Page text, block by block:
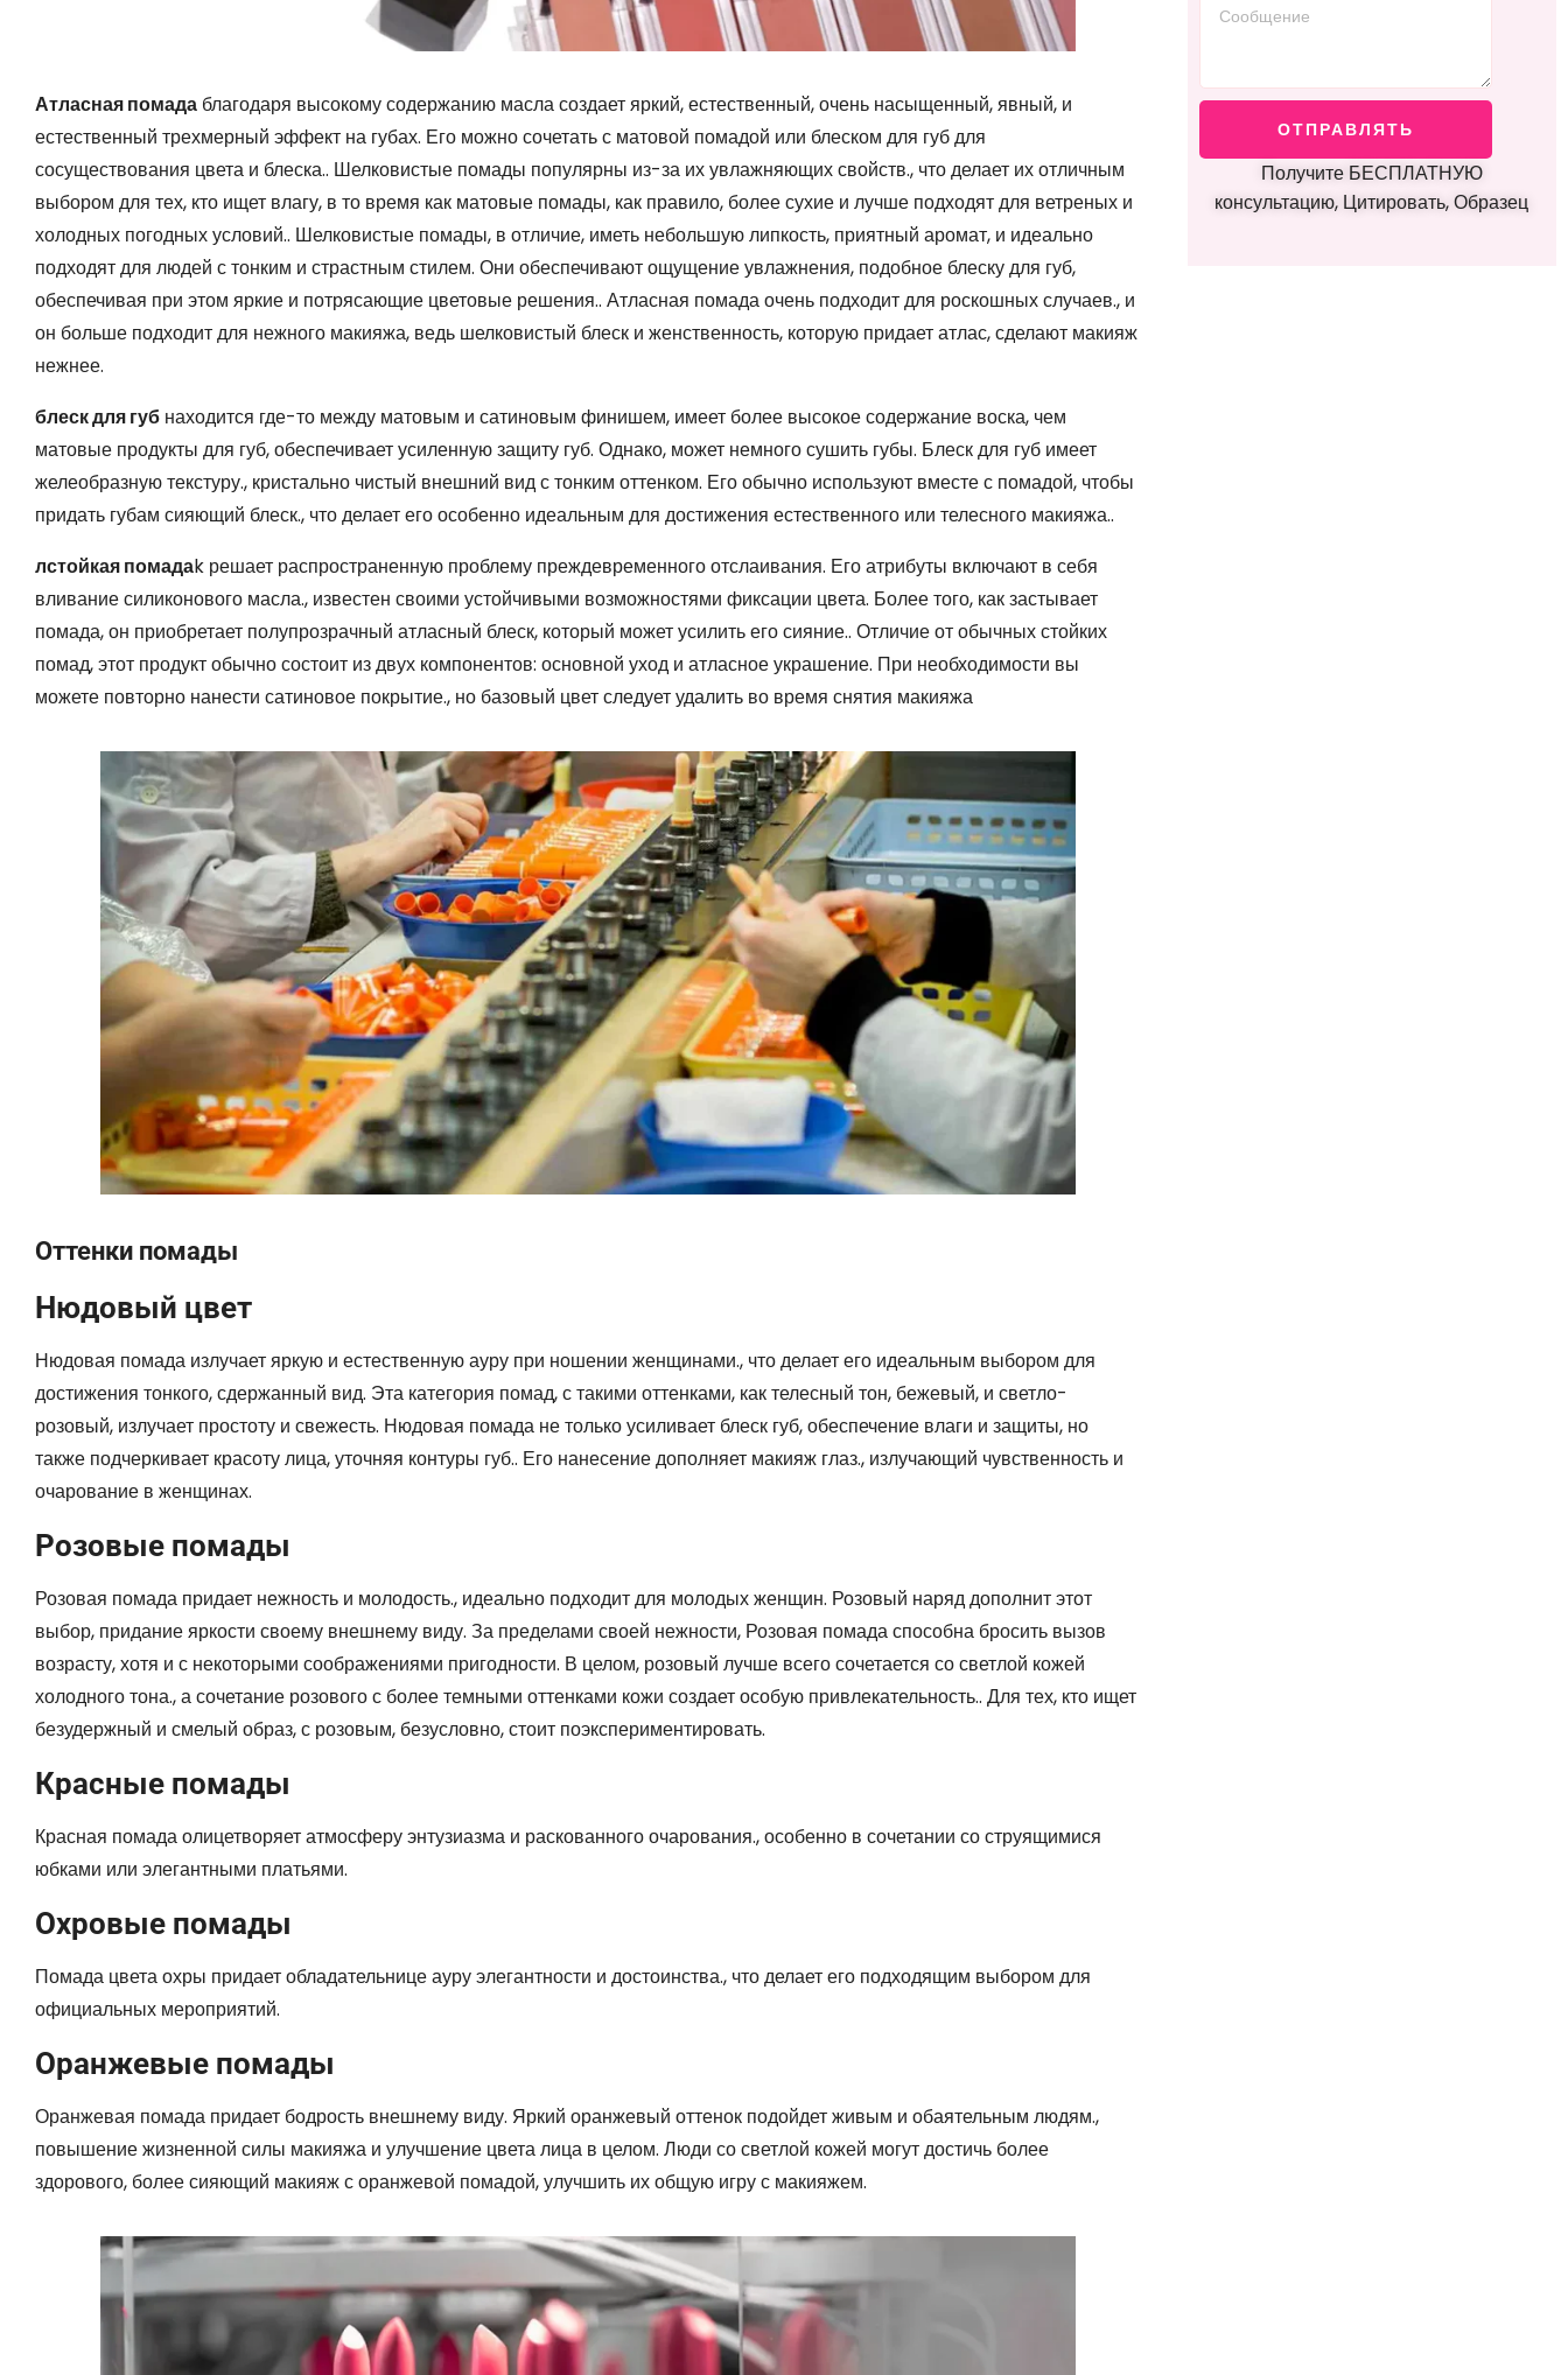
Атласная помада благодаря высокому содержанию масла создает яркий, естественный, очень насыщенный, явный, и
естественный трехмерный эффект на губах. Его можно сочетать с матовой помадой или блеском для губ для
сосуществования цвета и блеска.. Шелковистые помады популярны из-за их увлажняющих свойств., что делает их отличным
выбором для тех, кто ищет влагу, в то время как матовые помады, как правило, более сухие и лучше подходят для ветреных и
холодных погодных условий.. Шелковистые помады, в отличие, иметь небольшую липкость, приятный аромат, и идеально
подходят для людей с тонким и страстным стилем. Они обеспечивают ощущение увлажнения, подобное блеску для губ,
обеспечивая при этом яркие и потрясающие цветовые решения.. Атласная помада очень подходит для роскошных случаев., и
он больше подходит для нежного макияжа, ведь шелковистый блеск и женственность, которую придает атлас, сделают макияж
нежнее.
блеск для губ находится где-то между матовым и сатиновым финишем, имеет более высокое содержание воска, чем
матовые продукты для губ, обеспечивает усиленную защиту губ. Однако, может немного сушить губы. Блеск для губ имеет
желеобразную текстуру., кристально чистый внешний вид с тонким оттенком. Его обычно используют вместе с помадой, чтобы
придать губам сияющий блеск., что делает его особенно идеальным для достижения естественного или телесного макияжа..
лстойкая помадаk решает распространенную проблему преждевременного отслаивания. Его атрибуты включают в себя
вливание силиконового масла., известен своими устойчивыми возможностями фиксации цвета. Более того, как застывает
помада, он приобретает полупрозрачный атласный блеск, который может усилить его сияние.. Отличие от обычных стойких
помад, этот продукт обычно состоит из двух компонентов: основной уход и атласное украшение. При необходимости вы
можете повторно нанести сатиновое покрытие., но базовый цвет следует удалить во время снятия макияжа
Оттенки помады
Нюдовый цвет
Нюдовая помада излучает яркую и естественную ауру при ношении женщинами., что делает его идеальным выбором для
достижения тонкого, сдержанный вид. Эта категория помад, с такими оттенками, как телесный тон, бежевый, и светло-
розовый, излучает простоту и свежесть. Нюдовая помада не только усиливает блеск губ, обеспечение влаги и защиты, но
также подчеркивает красоту лица, уточняя контуры губ.. Его нанесение дополняет макияж глаз., излучающий чувственность и
очарование в женщинах.
Розовые помады
Розовая помада придает нежность и молодость., идеально подходит для молодых женщин. Розовый наряд дополнит этот
выбор, придание яркости своему внешнему виду. За пределами своей нежности, Розовая помада способна бросить вызов
возрасту, хотя и с некоторыми соображениями пригодности. В целом, розовый лучше всего сочетается со светлой кожей
холодного тона., а сочетание розового с более темными оттенками кожи создает особую привлекательность.. Для тех, кто ищет
безудержный и смелый образ, с розовым, безусловно, стоит поэкспериментировать.
Красные помады
Красная помада олицетворяет атмосферу энтузиазма и раскованного очарования., особенно в сочетании со струящимися
юбками или элегантными платьями.
Охровые помады
Помада цвета охры придает обладательнице ауру элегантности и достоинства., что делает его подходящим выбором для
официальных мероприятий.
Оранжевые помады
Оранжевая помада придает бодрость внешнему виду. Яркий оранжевый оттенок подойдет живым и обаятельным людям.,
повышение жизненной силы макияжа и улучшение цвета лица в целом. Люди со светлой кожей могут достичь более
здорового, более сияющий макияж с оранжевой помадой, улучшить их общую игру с макияжем.
ОТПРАВЛЯТЬ
Получите БЕСПЛАТНУЮ
консультацию, Цитировать, Образец